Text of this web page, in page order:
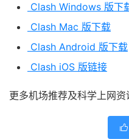
Clash Windows 版下
Clash Mac 版下载
Clash Android 版下载
Clash iOS 版链接
更多机场推荐及科学上网资
